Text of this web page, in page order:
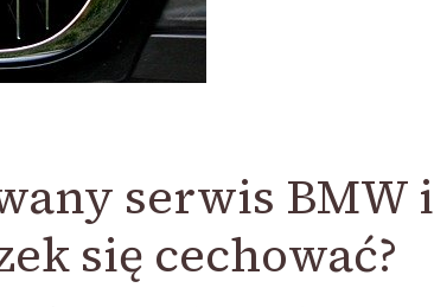
serwis BMW i
się cechować?